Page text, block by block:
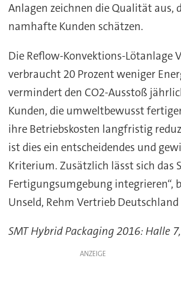
Anlagen zeichnen die Qualität aus,
namhafte Kunden schätzen.
Die Reflow-Konvektions-Lötanlage
verbraucht 20 Prozent weniger
vermindert den CO2-Ausstoß
Kunden, die umweltbewusst
ihre Betriebskosten langfristig
ist dies ein entscheidendes und
Kriterium. Zusätzlich lässt sich das
Fertigungsumgebung integrieren“,
Unseld, Rehm Vertrieb Deutschland
SMT Hybrid Packaging 2016: Halle
ANZEIGE